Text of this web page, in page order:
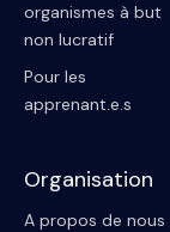
organismes à but
non lucratif
Pour les
apprenant.e.s
Organisation
A propos de nous